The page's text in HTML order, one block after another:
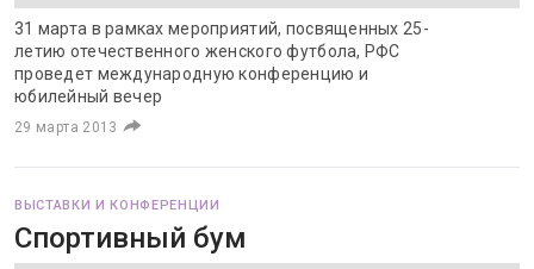
31 марта в рамках мероприятий, посвященных 25-
летию отечественного женского футбола, РФС
проведет международную конференцию и
юбилейный вечер
29 марта 2013
ВЫСТАВКИ И КОНФЕРЕНЦИИ
Спортивный бум